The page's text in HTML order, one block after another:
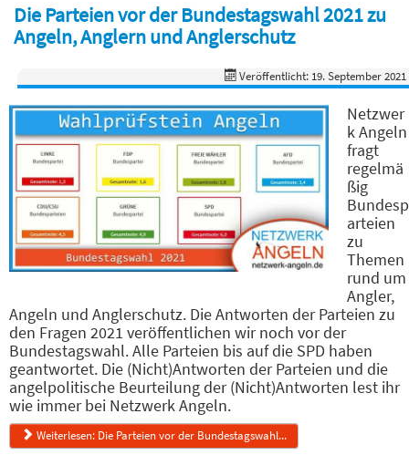
Die Parteien vor der Bundestagswahl 2021 zu
Angeln, Anglern und Anglerschutz
Veröffentlicht: 19. September 2021
Netzwer
k Angeln
fragt
regelmä
ßig
Bundesp
arteien
zu
Themen
rund um
Angler,
Angeln und Anglerschutz. Die Antworten der Parteien zu
den Fragen 2021 veröffentlichen wir noch vor der
Bundestagswahl. Alle Parteien bis auf die SPD haben
geantwortet. Die (Nicht)Antworten der Parteien und die
angelpolitische Beurteilung der (Nicht)Antworten lest ihr
wie immer bei Netzwerk Angeln.
Weiterlesen: Die Parteien vor der Bundestagswahl...